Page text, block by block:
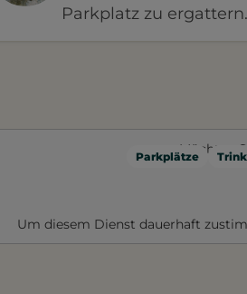
Parkplatz zu ergattern.
ParkplätzeMöchten
Um diesem Dienst dauerhaft